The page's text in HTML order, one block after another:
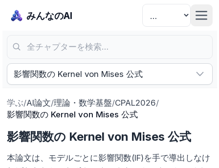
みんなのAI
全チャプターを検索…
影響関数の Kernel von Mises 公式
学ぶ/AI論文/理論・数学基盤/CPAL2026/
影響関数の Kernel von Mises 公式
影響関数の Kernel von Mises 公式
本論文は、モデルごとに影響関数(IF)を手で導出しなけ